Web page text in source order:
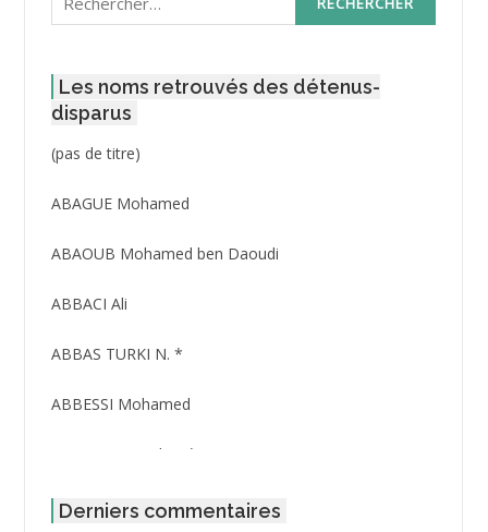
Les noms retrouvés des détenus-
disparus
(pas de titre)Post
3416
ABAGUE Mohamed
ABAOUB Mohamed ben Daoudi
ABBACI Ali
ABBAS TURKI N. *
ABBESSI Mohamed
ABBOUR Azzedine *
ABDAT Amar
Derniers commentaires